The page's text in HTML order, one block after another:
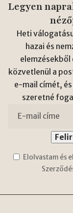
Legyen
Heti
hazai és
elemzésekből
közvetlenül a
e-mail címét,
szeretné
Elolvastam és